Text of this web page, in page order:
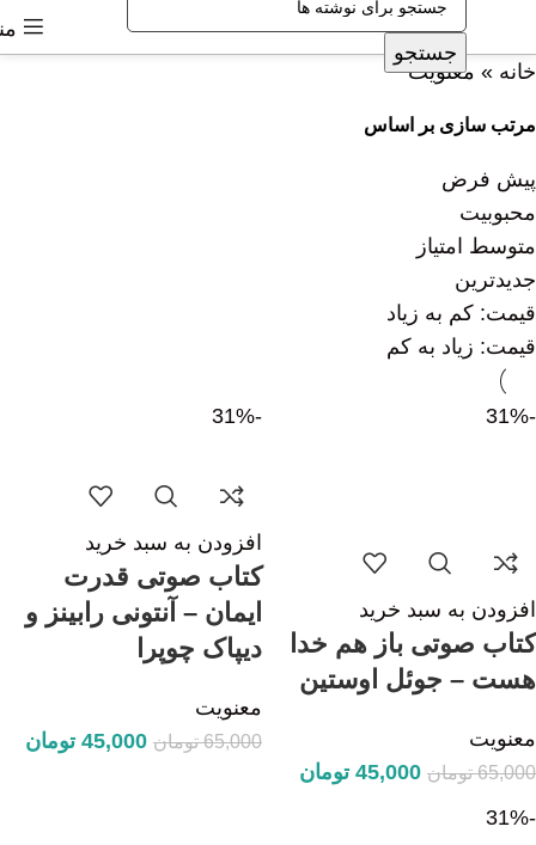
جستجو
خانه » معنویت
مرتب سازی بر اساس
پیش فرض
محبوبیت
متوسط امتیاز
جدیدترین
قیمت: کم به زیاد
قیمت: زیاد به کم
-31%
افزودن به سبد خرید
کتاب صوتی باز هم خدا
هست – جوئل اوستین
معنویت
65,000 تومان 45,000 تومان
-31%
افزودن به سبد خرید
کتاب صوتی قدرت
ایمان – آنتونی رابینز و
دیپاک چوپرا
معنویت
65,000 تومان 45,000 تومان
-31%